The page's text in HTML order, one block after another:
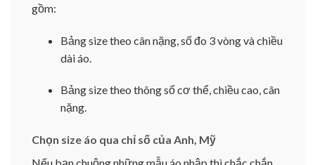
gồm:
Bảng size theo cân nặng, số đo 3 vòng và chiều
dài áo.
Bảng size theo thông số cơ thể, chiều cao, cân
nặng.
Chọn size áo qua chỉ số của Anh, Mỹ